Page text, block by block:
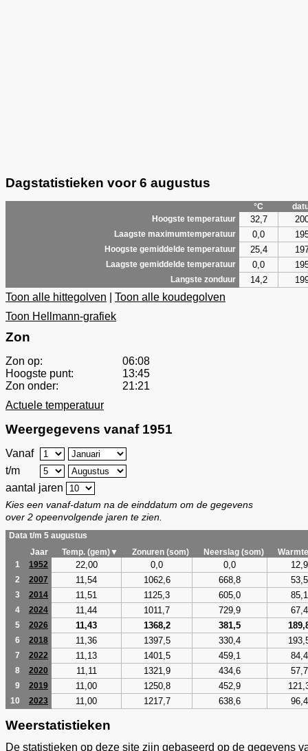
Dagstatistieken voor 6 augustus
°C
Hoogste temperatuur
32,7
Laagste maximumtemperatuur 0,0
Hoogste gemiddelde temperatuur 25,4
Laagste gemiddelde temperatuur 0,0
Langste zonduur 14,2
Toon alle hittegolven
Toon alle koudegolven
Toon Hellmann-grafiek
Zon
Zon op:
06:08
Hoogste punt:
13:45
Zon onder:
21:21
Actuele temperatuur
Weergegevens vanaf 1951
Vanaf
t/m
aantal jaren
Kies een vanaf-datum na de einddatum om de gegevens
over 2 opeenvolgende jaren te zien.
Data t/m 5 augustus
Jaar
Temp. (gem)▼ Zonuren (som) Neerslag (som)
1
1952 22,00 0,0 0,0 12,9
2 2007 11,54 1062,6 668,8 53,5
3 2014 11,51 1125,3 605,0 85,1
4 2024 11,44 1011,7 729,9 67,4
5 2026 11,43 1368,2 381,5
6 2018 11,36 1397,5 330,4
7 2022 11,13 1401,5 459,1 84,4
8 2020 11,11 1321,9 434,6 57,7
9 2019 11,00 1250,8 452,9
10 2023 11,00 1217,7 638,6 96,4
Weerstatistieken
De statistieken op deze site zijn gebaseerd op de gegevens